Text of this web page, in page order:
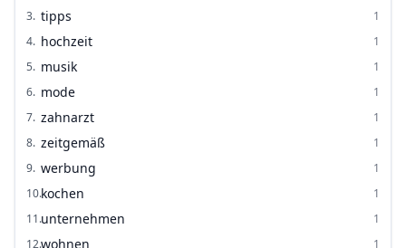
3. tipps
1
4. hochzeit
1
5. musik
1
6. mode
1
7. zahnarzt
1
8. zeitgemäß
1
9. werbung
1
10.kochen
1
11.unternehmen
1
12.wohnen
1